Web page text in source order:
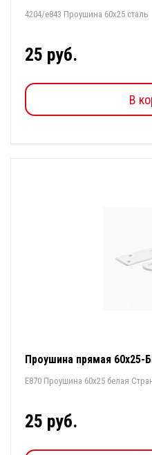
4204/е843 Проушина 60х25 сталь
25 руб.
В
Проушина прямая 60х25-
Е870 Проушина 60х25 белая
25 руб.